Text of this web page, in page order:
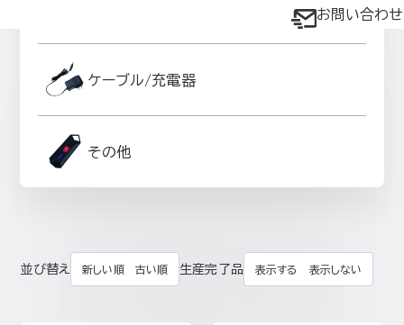
ンロードサービス
ユーザー登録
お問い合わせ
ケーブル/充電器
その他
並び替え 新しい順 古い順 生産完了品 表示する 表示しない